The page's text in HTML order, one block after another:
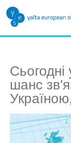
Сьогодні
шанс